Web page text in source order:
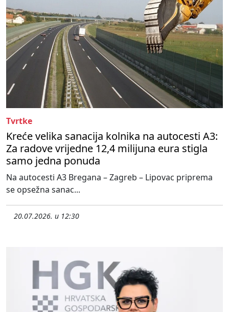
Tvrtke
Kreće velika sanacija kolnika na autocesti A3:
Za radove vrijedne 12,4 milijuna eura stigla
samo jedna ponuda
Na autocesti A3 Bregana – Zagreb – Lipovac priprema
se opsežna sanac...
20.07.2026. u 12:30